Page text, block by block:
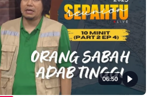
06:50